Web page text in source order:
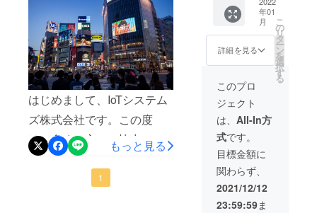
はじめまして、IoTシステム
ズ株式会社です。この度
は、多くの方にご協力いた
だき、初☆クラウドファン
ディングを無事に開始する
もっと見る
1
通知）
ス本体
❷USB
Type-C
ケーブ
ル ❸グ
ラスマ
スク ❹
イン
サート
レンズ
キット
❺ク
リーニ
ングク
ロス ❻
保証書
❼取扱
説明書
年01
月
詳細を見る
こ
の
リ
タ
ー
ン
を
選
択
す
る
このプロ
ジェクト
は、 All-In方
式です。
目標金額に
関わらず、
2021/12/12
23:59:59ま